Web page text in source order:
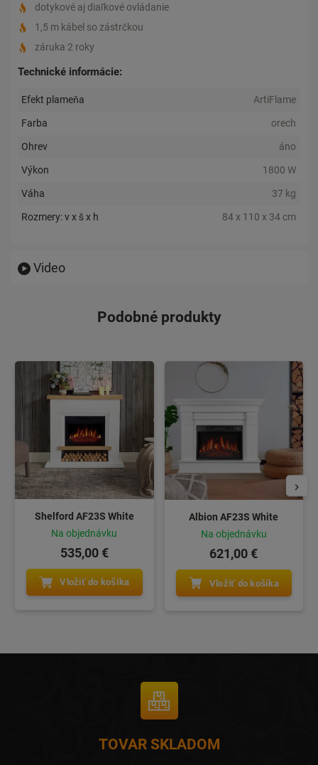
dotykové aj diaľkové ovládanie
1,5 m kábel so zástrčkou
záruka 2 roky
Technické informácie:
Efekt plameňa ArtiFlame
Farba orech
Ohrev áno
Výkon 1800 W
Váha 37 kg
Rozmery: v x š x h 84 x 110 x 34 cm
Video
Podobné produkty
Shelford AF23S White
Na objednávku
535,00 €
Vložiť do košíka
Albion AF23S White
Na objednávku
621,00 €
Vložiť do košíka
TOVAR SKLADOM